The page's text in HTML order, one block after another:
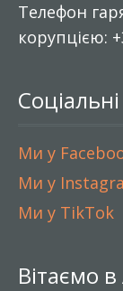
Телефон
корупцією:
Ми у
Ми у
Ми у TikTok
Вітаємо в